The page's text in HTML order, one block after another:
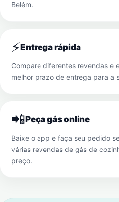
Belém.
⚡Entrega rápida
Compare diferentes revendas e
melhor prazo de entrega para a
📲Peça gás online
Baixe o app e faça seu pedido
várias revendas de gás de
preço.